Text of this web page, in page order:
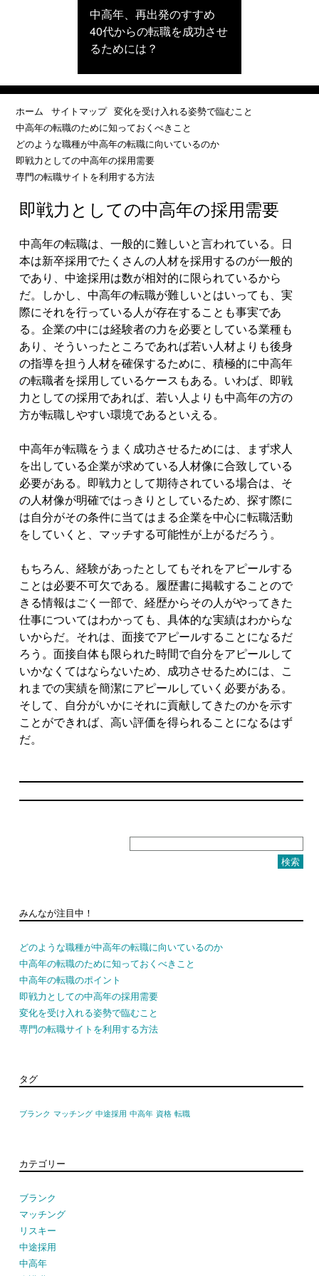
中高年、再出発のすすめ
40代からの転職を成功させ
るためには？
ホーム サイトマップ 変化を受け入れる姿勢で臨むこと
中高年の転職のために知っておくべきこと
どのような職種が中高年の転職に向いているのか
即戦力としての中高年の採用需要
専門の転職サイトを利用する方法
即戦力としての中高年の採用需要
中高年の転職は、一般的に難しいと言われている。日
本は新卒採用でたくさんの人材を採用するのが一般的
であり、中途採用は数が相対的に限られているから
だ。しかし、中高年の転職が難しいとはいっても、実
際にそれを行っている人が存在することも事実であ
る。企業の中には経験者の力を必要としている業種も
あり、そういったところであれば若い人材よりも後身
の指導を担う人材を確保するために、積極的に中高年
の転職者を採用しているケースもある。いわば、即戦
力としての採用であれば、若い人よりも中高年の方の
方が転職しやすい環境であるといえる。
中高年が転職をうまく成功させるためには、まず求人
を出している企業が求めている人材像に合致している
必要がある。即戦力として期待されている場合は、そ
の人材像が明確ではっきりとしているため、探す際に
は自分がその条件に当てはまる企業を中心に転職活動
をしていくと、マッチする可能性が上がるだろう。
もちろん、経験があったとしてもそれをアピールする
ことは必要不可欠である。履歴書に掲載することので
きる情報はごく一部で、経歴からその人がやってきた
仕事についてはわかっても、具体的な実績はわからな
いからだ。それは、面接でアピールすることになるだ
ろう。面接自体も限られた時間で自分をアピールして
いかなくてはならないため、成功させるためには、こ
れまでの実績を簡潔にアピールしていく必要がある。
そして、自分がいかにそれに貢献してきたのかを示す
ことができれば、高い評価を得られることになるはず
だ。
みんなが注目中！
どのような職種が中高年の転職に向いているのか
中高年の転職のために知っておくべきこと
中高年の転職のポイント
即戦力としての中高年の採用需要
変化を受け入れる姿勢で臨むこと
専門の転職サイトを利用する方法
タグ
ブランク マッチング 中途採用 中高年 資格 転職
カテゴリー
ブランク
マッチング
リスキー
中途採用
中高年